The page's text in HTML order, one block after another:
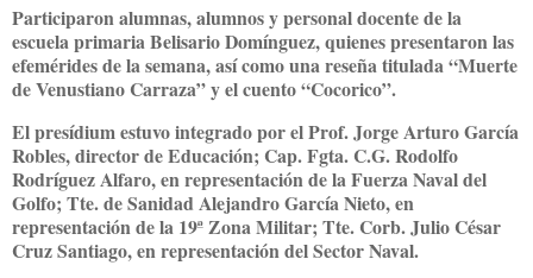
Participaron alumnas, alumnos y personal docente de la
escuela primaria Belisario Domínguez, quienes presentaron las
efemérides de la semana, así como una reseña titulada “Muerte
de Venustiano Carraza” y el cuento “Cocorico”.
El presídium estuvo integrado por el Prof. Jorge Arturo García
Robles, director de Educación; Cap. Fgta. C.G. Rodolfo
Rodríguez Alfaro, en representación de la Fuerza Naval del
Golfo; Tte. de Sanidad Alejandro García Nieto, en
representación de la 19ª Zona Militar; Tte. Corb. Julio César
Cruz Santiago, en representación del Sector Naval.